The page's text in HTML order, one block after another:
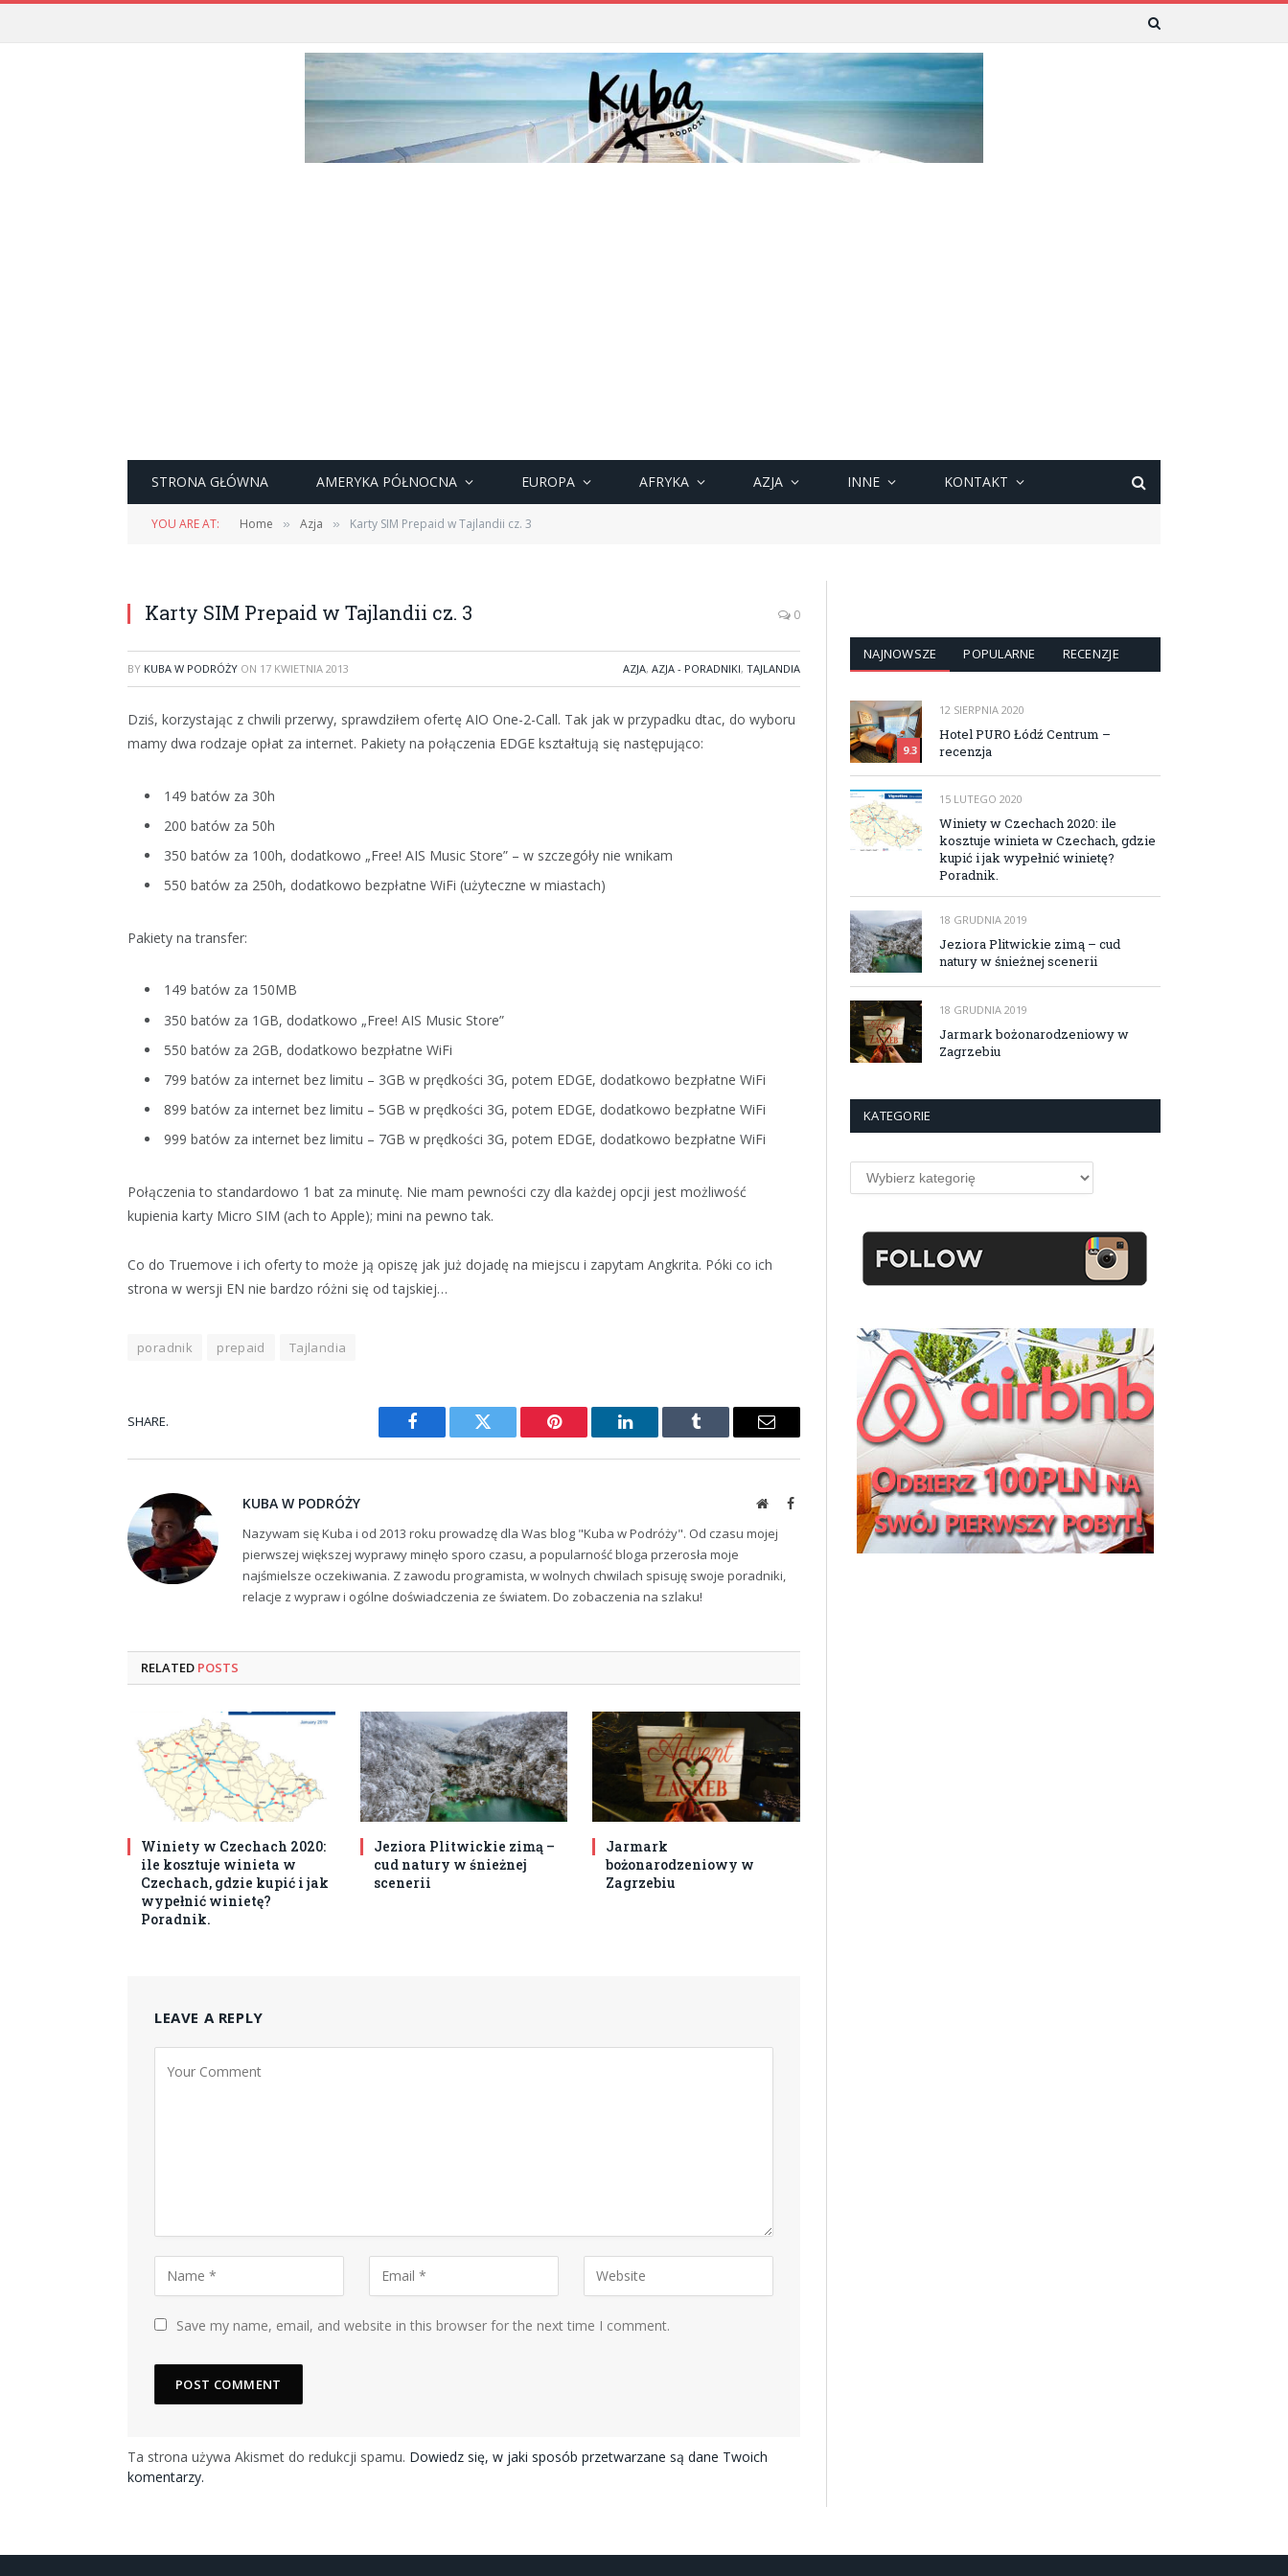
STRONA GŁÓWNA AMERYKA PÓŁNOCNA EUROPA AFRYKA AZJA INNE KONTAKT
YOU ARE AT: Home » Azja » Karty SIM Prepaid w Tajlandii cz. 3
Karty SIM Prepaid w Tajlandii cz. 3 0
BY KUBA W PODRÓŻY ON 17 KWIETNIA 2013 AZJA, AZJA - PORADNIKI, TAJLANDIA
Dziś, korzystając z chwili przerwy, sprawdziłem ofertę AIO One-2-Call. Tak jak w przypadku dtac, do wyboru
mamy dwa rodzaje opłat za internet. Pakiety na połączenia EDGE kształtują się następująco:
149 batów za 30h
200 batów za 50h
350 batów za 100h, dodatkowo „Free! AIS Music Store” – w szczegóły nie wnikam
550 batów za 250h, dodatkowo bezpłatne WiFi (użyteczne w miastach)
Pakiety na transfer:
149 batów za 150MB
350 batów za 1GB, dodatkowo „Free! AIS Music Store”
550 batów za 2GB, dodatkowo bezpłatne WiFi
799 batów za internet bez limitu – 3GB w prędkości 3G, potem EDGE, dodatkowo bezpłatne WiFi
899 batów za internet bez limitu – 5GB w prędkości 3G, potem EDGE, dodatkowo bezpłatne WiFi
999 batów za internet bez limitu – 7GB w prędkości 3G, potem EDGE, dodatkowo bezpłatne WiFi
Połączenia to standardowo 1 bat za minutę. Nie mam pewności czy dla każdej opcji jest możliwość
kupienia karty Micro SIM (ach to Apple); mini na pewno tak.
Co do Truemove i ich oferty to może ją opiszę jak już dojadę na miejscu i zapytam Angkrita. Póki co ich
strona w wersji EN nie bardzo różni się od tajskiej…
poradnik prepaid Tajlandia
SHARE.
Facebook Twitter Pinterest LinkedIn Tumblr Email
KUBA W PODRÓŻY WebsiteFacebook
Nazywam się Kuba i od 2013 roku prowadzę dla Was blog "Kuba w Podróży". Od czasu mojej
pierwszej większej wyprawy minęło sporo czasu, a popularność bloga przerosła moje
najśmielsze oczekiwania. Z zawodu programista, w wolnych chwilach spisuję swoje poradniki,
relacje z wypraw i ogólne doświadczenia ze światem. Do zobaczenia na szlaku!
RELATED POSTS
Winiety w Czechach 2020:
ile kosztuje winieta w
Czechach, gdzie kupić i jak
wypełnić winietę?
Poradnik.
Jeziora Plitwickie zimą –
cud natury w śnieżnej
scenerii
Jarmark
bożonarodzeniowy w
Zagrzebiu
LEAVE A REPLY
Save my name, email, and website in this browser for the next time I comment.
Ta strona używa Akismet do redukcji spamu. Dowiedz się, w jaki sposób przetwarzane są dane Twoich
komentarzy.
NAJNOWSZE POPULARNE RECENZJE
9.3
12 SIERPNIA 2020
Hotel PURO Łódź Centrum –
recenzja
15 LUTEGO 2020
Winiety w Czechach 2020: ile
kosztuje winieta w Czechach, gdzie
kupić i jak wypełnić winietę?
Poradnik.
18 GRUDNIA 2019
Jeziora Plitwickie zimą – cud
natury w śnieżnej scenerii
18 GRUDNIA 2019
Jarmark bożonarodzeniowy w
Zagrzebiu
KATEGORIE
Kategorie